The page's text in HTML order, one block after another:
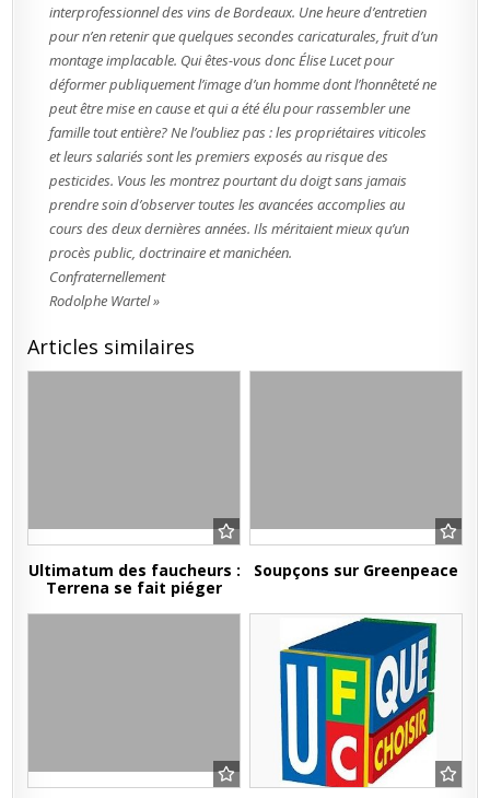
interprofessionnel des vins de Bordeaux. Une heure d’entretien
pour n’en retenir que quelques secondes caricaturales, fruit d’un
montage implacable. Qui êtes-vous donc Élise Lucet pour
déformer publiquement l’image d’un homme dont l’honnêteté ne
peut être mise en cause et qui a été élu pour rassembler une
famille tout entière? Ne l’oubliez pas : les propriétaires viticoles
et leurs salariés sont les premiers exposés au risque des
pesticides. Vous les montrez pourtant du doigt sans jamais
prendre soin d’observer toutes les avancées accomplies au
cours des deux dernières années. Ils méritaient mieux qu’un
procès public, doctrinaire et manichéen.
Confraternellement
Rodolphe Wartel »
Articles similaires
Ultimatum des faucheurs :
Terrena se fait piéger
Soupçons sur Greenpeace